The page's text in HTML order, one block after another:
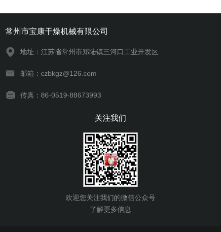
常州市宝康干燥机械有限公司
地址：江苏省常州市郑陆镇三河口工业开发区
邮箱：czbkgz@126.com
传真：86-0519-88673993
关注我们
欢迎您关注我们的微信公众号
了解更多信息